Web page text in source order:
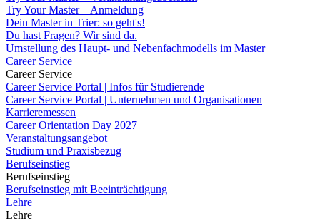
Try Your Master – Anmeldung
Dein Master in Trier: so geht's!
Du hast Fragen? Wir sind da.
Umstellung des Haupt- und Nebenfachmodells im Master
Career Service
Career Service
Career Service Portal | Infos für Studierende
Career Service Portal | Unternehmen und Organisationen
Karrieremessen
Career Orientation Day 2027
Veranstaltungsangebot
Studium und Praxisbezug
Berufseinstieg
Berufseinstieg
Berufseinstieg mit Beeinträchtigung
Lehre
Lehre